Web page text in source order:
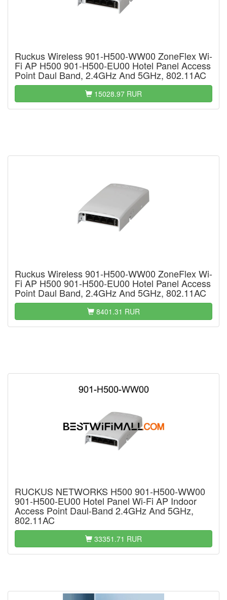
Ruckus Wireless 901-H500-WW00 ZoneFlex Wi-
Fi AP H500 901-H500-EU00 Hotel Panel Access
Point Daul Band, 2.4GHz And 5GHz, 802.11AC
15028.97 RUR
Ruckus Wireless 901-H500-WW00 ZoneFlex Wi-
Fi AP H500 901-H500-EU00 Hotel Panel Access
Point Daul Band, 2.4GHz And 5GHz, 802.11AC
8401.31 RUR
RUCKUS NETWORKS H500 901-H500-WW00
901-H500-EU00 Hotel Panel Wi-Fi AP Indoor
Access Point Daul-Band 2.4GHz And 5GHz,
802.11AC
33351.71 RUR